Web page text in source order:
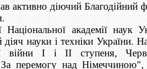
активно діючий Благодійний
академії наук
науки і техніки України.
війни І і ІІ ступеня,
перемогу над Німеччиною",